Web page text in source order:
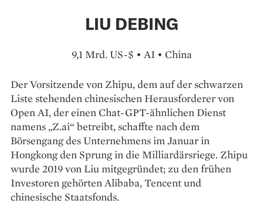
LIU DEBING
9,1 Mrd. US-$ • AI • China
Der Vorsitzende von Zhipu, dem auf der schwarzen
Liste stehenden chinesischen Herausforderer von
Open AI, der einen Chat-GPT-­ähnlichen Dienst
namens „Z.ai“ betreibt, schaffte nach dem
Börsengang des Unternehmens im Januar in
Hongkong den Sprung in die Milliardärsriege. Zhipu
wurde 2019 von Liu mitgegründet; zu den frühen
Investoren gehörten Alibaba, Tencent und
chinesische Staatsfonds.